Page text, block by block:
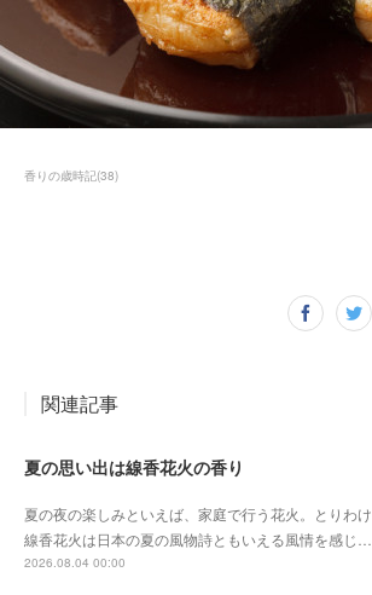
香りの歳時記(38)
関連記事
夏の思い出は線香花火の香り
夏の夜の楽しみといえば、家庭で行う花火。とりわけ
線香花火は日本の夏の風物詩ともいえる風情を感じ…
2026.08.04 00:00